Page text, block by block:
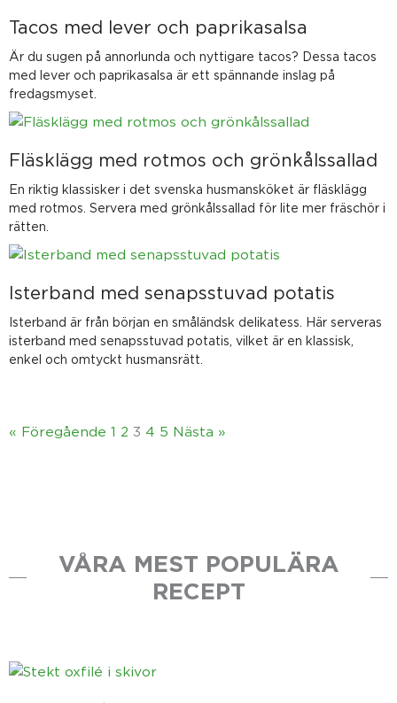
Tacos med lever och paprikasalsa
Är du sugen på annorlunda och nyttigare tacos? Dessa tacos
med lever och paprikasalsa är ett spännande inslag på
fredagsmyset.
Fläsklägg med rotmos och grönkålssallad
En riktig klassisker i det svenska husmansköket är fläsklägg
med rotmos. Servera med grönkålssallad för lite mer fräschör i
rätten.
Isterband med senapsstuvad potatis
Isterband är från början en småländsk delikatess. Här serveras
isterband med senapsstuvad potatis, vilket är en klassisk,
enkel och omtyckt husmansrätt.
« Föregående 1 2 3 4 5 Nästa »
VÅRA MEST POPULÄRA
RECEPT